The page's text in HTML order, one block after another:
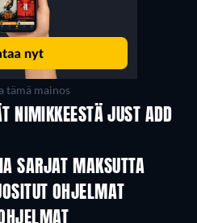
tämä mainos
NIMIKKEESTÄ JUST ADD
SARJAT MAKSUTTA
TV
OHJELMAT
TV
Kausi 2